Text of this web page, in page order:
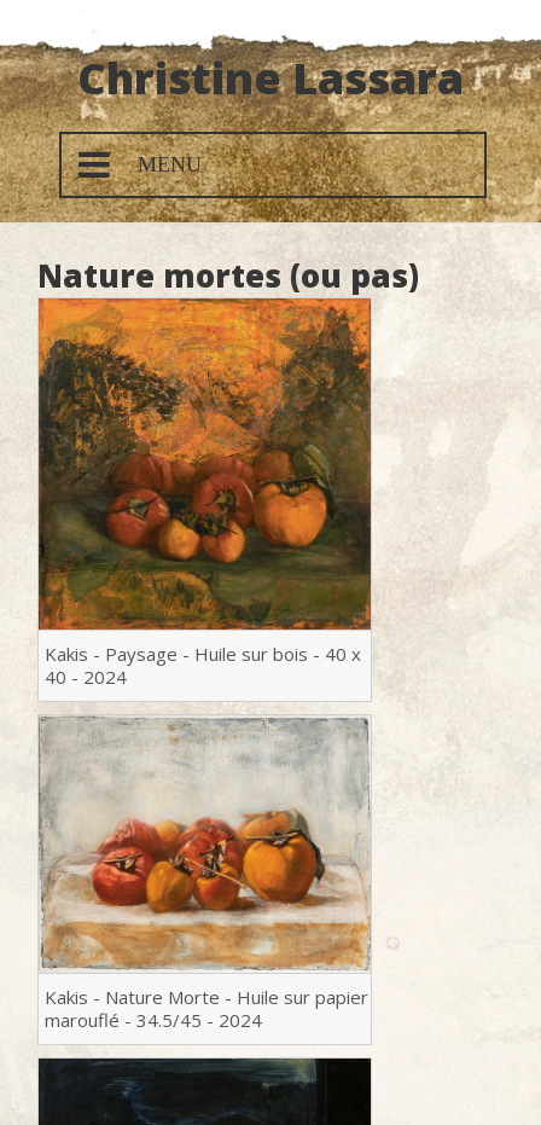
Christine Lassara
MENU
Acceuil
Techniques
Peintures
Dessins
Thèmes
Serie Mirages
Serie Pontons
Serie Des Zincs
D’après
Nature mortes (ou pas)
Expositions
Exposition 2016 GLV
Biographie
Contact
Nature mortes (ou pas)
Kakis - Paysage - Huile sur bois - 40 x
40 - 2024
Kakis - Nature Morte - Huile sur papier
marouflé - 34.5/45 - 2024